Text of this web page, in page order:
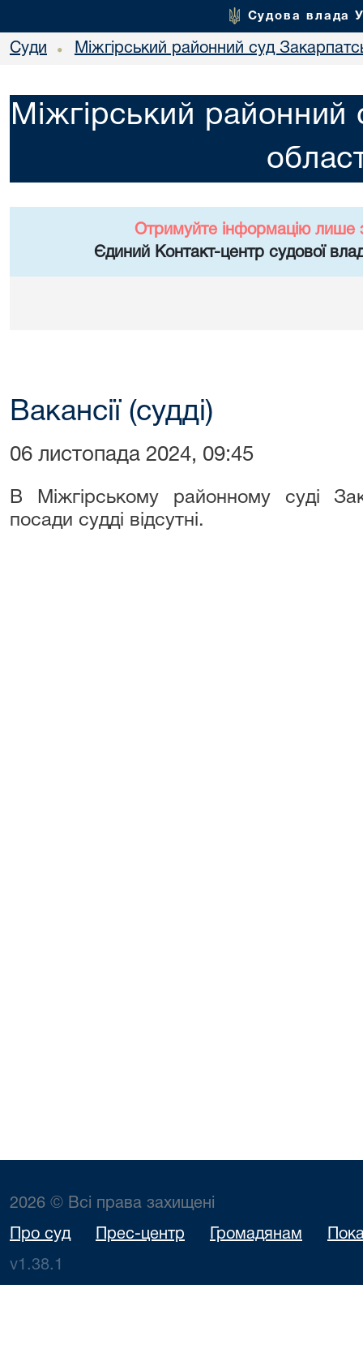
Судова влада
Суди • Міжгірський районний суд
Міжгірський районний
Отримуйте інформацію лише
Єдиний Контакт-центр судової
Вакансії (судді)
06 листопада 2024, 09:45
В Міжгірському районному суді
посади судді відсутні.
2026 © Всі права захищені
Про суд Прес-центр Громадянам
v1.38.1